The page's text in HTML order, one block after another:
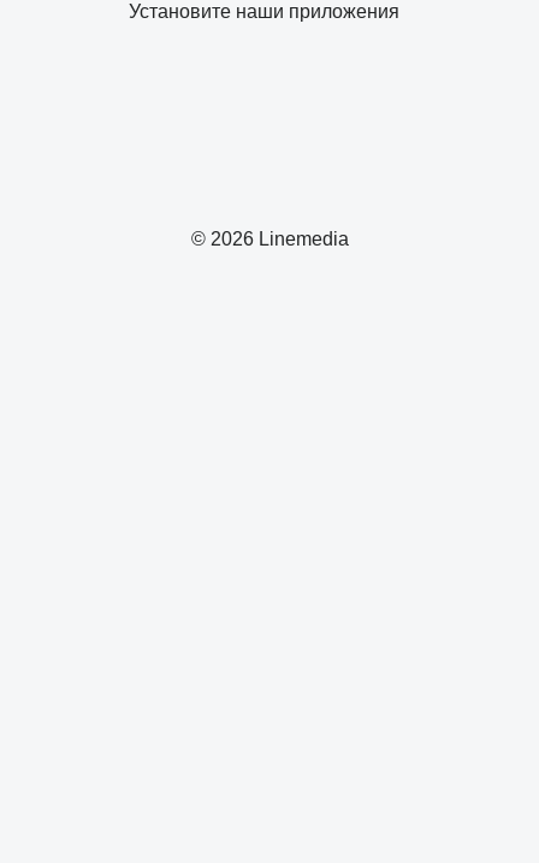
© 2026 Linemedia
Установите наши приложения